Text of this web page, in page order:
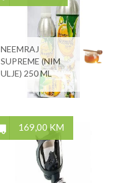
NEEMRAJ
SUPREME (NIM
ULJE) 250 ML
169,00 KM